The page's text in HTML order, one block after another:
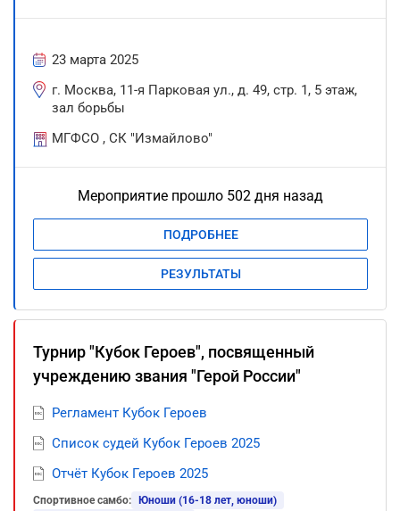
23 марта 2025
г. Москва, 11-я Парковая ул., д. 49, стр. 1, 5 этаж,
зал борьбы
МГФСО , СК "Измайлово"
Мероприятие прошло 502 дня назад
ПОДРОБНЕЕ
РЕЗУЛЬТАТЫ
Турнир "Кубок Героев", посвященный
учреждению звания "Герой России"
Регламент Кубок Героев
Список судей Кубок Героев 2025
Отчёт Кубок Героев 2025
Спортивное самбо:
Юноши (16-18 лет, юноши)